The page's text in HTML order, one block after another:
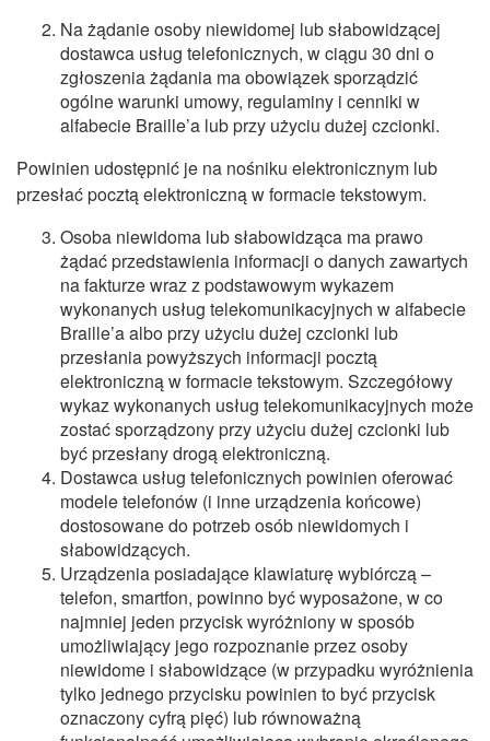
Na żądanie osoby niewidomej lub słabowidzącej
dostawca usług telefonicznych, w ciągu 30 dni o
zgłoszenia żądania ma obowiązek sporządzić
ogólne warunki umowy, regulaminy i cenniki w
alfabecie Braille’a lub przy użyciu dużej czcionki.
Powinien udostępnić je na nośniku elektronicznym lub
przesłać pocztą elektroniczną w formacie tekstowym.
Osoba niewidoma lub słabowidząca ma prawo
żądać przedstawienia informacji o danych zawartych
na fakturze wraz z podstawowym wykazem
wykonanych usług telekomunikacyjnych w alfabecie
Braille’a albo przy użyciu dużej czcionki lub
przesłania powyższych informacji pocztą
elektroniczną w formacie tekstowym. Szczegółowy
wykaz wykonanych usług telekomunikacyjnych może
zostać sporządzony przy użyciu dużej czcionki lub
być przesłany drogą elektroniczną.
Dostawca usług telefonicznych powinien oferować
modele telefonów (i inne urządzenia końcowe)
dostosowane do potrzeb osób niewidomych i
słabowidzących.
Urządzenia posiadające klawiaturę wybiórczą –
telefon, smartfon, powinno być wyposażone, w co
najmniej jeden przycisk wyróżniony w sposób
umożliwiający jego rozpoznanie przez osoby
niewidome i słabowidzące (w przypadku wyróżnienia
tylko jednego przycisku powinien to być przycisk
oznaczony cyfrą pięć) lub równoważną